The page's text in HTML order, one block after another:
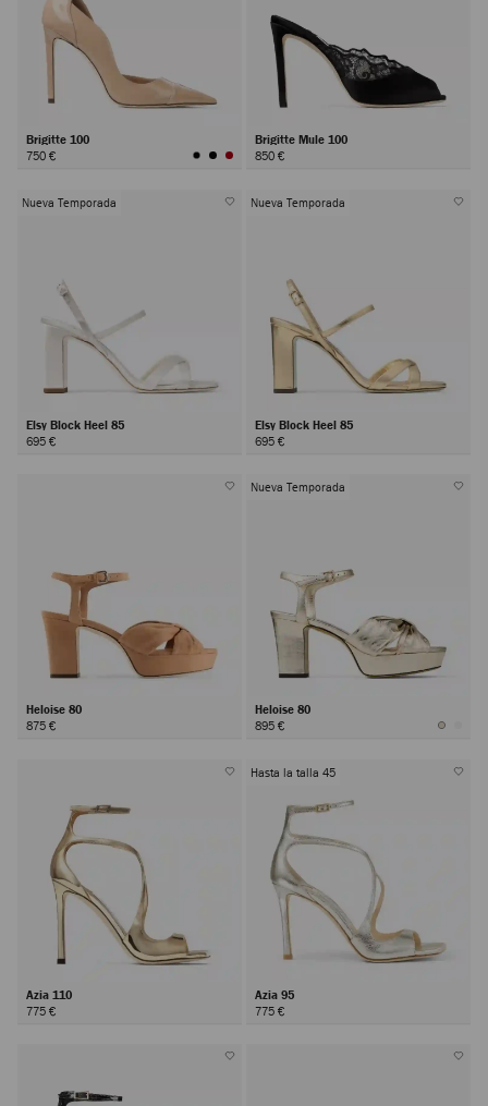
Brigitte 100
750 €
Brigitte Mule 100
850 €
Nueva Temporada
Elsy Block Heel 85
695 €
Nueva Temporada
Elsy Block Heel 85
695 €
Heloise 80
875 €
Nueva Temporada
Heloise 80
895 €
Azia 110
775 €
Hasta la talla 45
Azia 95
775 €